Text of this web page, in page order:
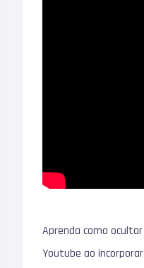
Aprenda como
Youtube ao